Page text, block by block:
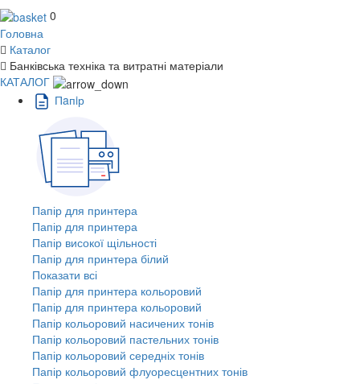
0
Головна
Каталог
Банківська техніка та витратні матеріали
КАТАЛОГ
Пaпiр
Папір для принтера
Папір для принтера
Папір високої щільності
Папір для принтера білий
Показати всі
Папір для принтера кольоровий
Папір для принтера кольоровий
Папір кольоровий насичених тонів
Папір кольоровий пастельних тонів
Папір кольоровий середніх тонів
Папір кольоровий флуоресцентних тонів